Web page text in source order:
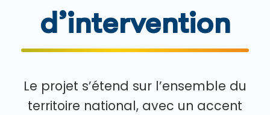
d’intervention
Le projet s’étend sur l’ensemble du
territoire national, avec un accent